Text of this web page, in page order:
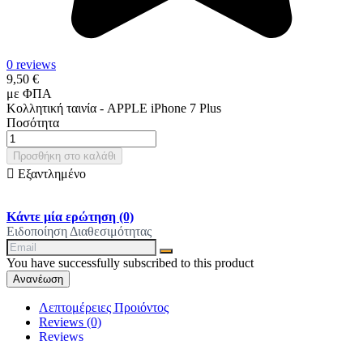
0 reviews
9,50 €
με ΦΠΑ
Κολλητική ταινία - APPLE iPhone 7 Plus
Ποσότητα
Προσθήκη στο καλάθι
 Εξαντλημένο
Κάντε μία ερώτηση (0)
Ειδοποίηση Διαθεσιμότητας
You have successfully subscribed to this product
Λεπτομέρειες Προιόντος
Reviews (0)
Reviews